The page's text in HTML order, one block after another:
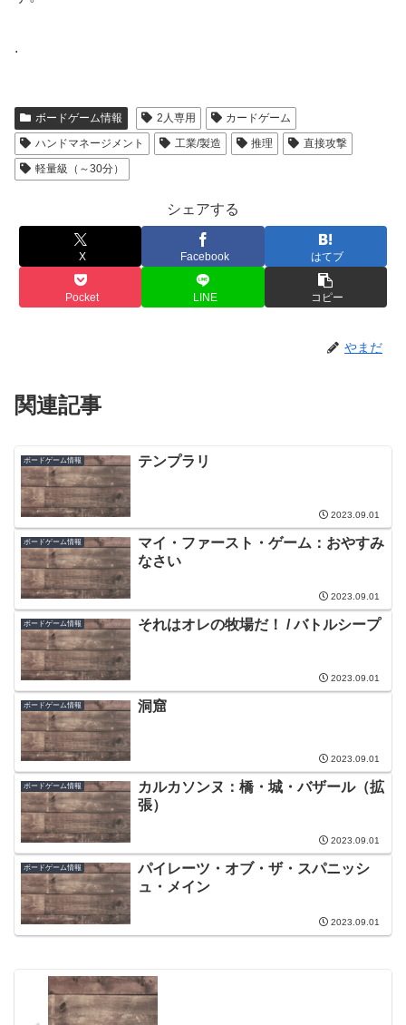
.
ボードゲーム情報 2人専用
カードゲーム
ハンドマネージメント
工業/製造 推理
直接攻撃
軽量級（～30分）
シェアする
X Facebook はてブ
Pocket LINE コピー
やまだ
関連記事
ボードゲーム情報 テンプラリ
2023.09.01
ボードゲーム情報
マイ・ファースト・ゲーム：おやすみ
なさい
2023.09.01
ボードゲーム情報 それはオレの牧場だ！ / バトルシープ
2023.09.01
ボードゲーム情報 洞窟
2023.09.01
ボードゲーム情報
カルカソンヌ：橋・城・バザール（拡
張）
2023.09.01
ボードゲーム情報
パイレーツ・オブ・ザ・スパニッシ
ュ・メイン
2023.09.01